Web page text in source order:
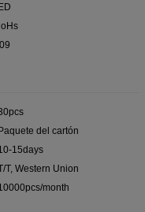
del cartón
15days
T, Western Union
month